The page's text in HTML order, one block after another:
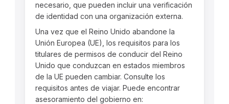
necesario, que pueden incluir una verificación
de identidad con una organización externa.
Una vez que el Reino Unido abandone la
Unión Europea (UE), los requisitos para los
titulares de permisos de conducir del Reino
Unido que conduzcan en estados miembros
de la UE pueden cambiar. Consulte los
requisitos antes de viajar. Puede encontrar
asesoramiento del gobierno en: